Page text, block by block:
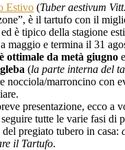
Estivo (Tuber aestivum Vitt.
è il tartufo con il
è tipico della stagione
maggio e termina il 31
ottimale da metà giugno
gleba (la parte interna del
nocciola/marroncino con
presentazione, ecco a
tutte le varie fasi di
pregiato tubero in casa:
il Tartufo.